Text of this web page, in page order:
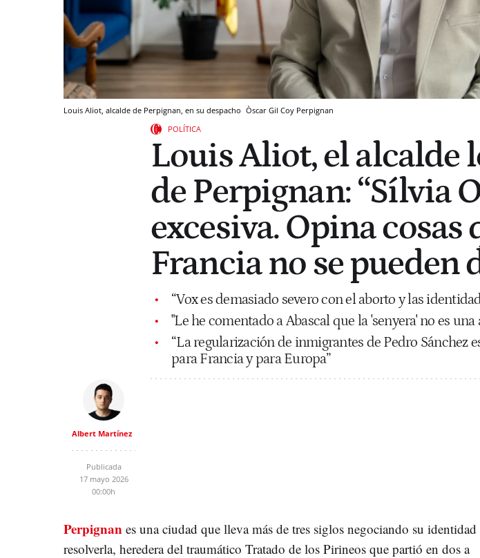
Louis Aliot, alcalde de Perpignan, en su despacho Òscar Gil Coy Perpignan
POLÍTICA
Louis Aliot, el alcalde
de Perpignan: “Sílvia
excesiva. Opina cosas
Francia no se pueden
“Vox es demasiado severo con el aborto y las
"Le he comentado a Abascal que la 'senyera' no es una
“La regularización de inmigrantes de Pedro Sánchez
para Francia y para Europa”
Albert Martínez
Publicada
17 mayo 2026
00:00h
Perpignan es una ciudad que lleva más de tres siglos negociando su identidad
resolverla, heredera del traumático Tratado de los Pirineos que partió en dos a